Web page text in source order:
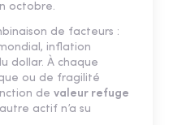
octobre.
de facteurs :
inflation
dollar. À chaque
ou de fragilité
de valeur refuge
actif n’a su